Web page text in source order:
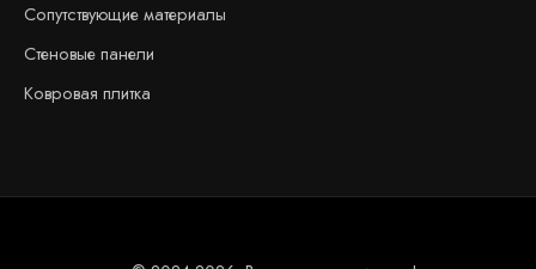
Сопутствующие материалы
Стеновые панели
Ковровая плитка